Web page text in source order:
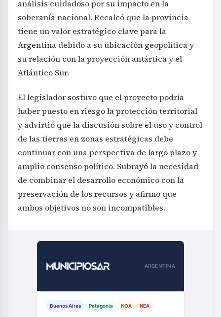
análisis cuidadoso por su impacto en la
soberanía nacional. Recalcó que la provincia
tiene un valor estratégico clave para la
Argentina debido a su ubicación geopolítica y
su relación con la proyección antártica y el
Atlántico Sur.
El legislador sostuvo que el proyecto podría
haber puesto en riesgo la protección territorial
y advirtió que la discusión sobre el uso y control
de las tierras en zonas estratégicas debe
continuar con una perspectiva de largo plazo y
amplio consenso político. Subrayó la necesidad
de combinar el desarrollo económico con la
preservación de los recursos y afirmo que
ambos objetivos no son incompatibles.
ARGENTINA
Buenos Aires Patagonia NOA NEA